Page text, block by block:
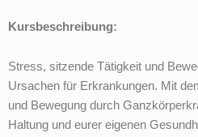
Kursbeschreibung:
Stress, sitzende Tätigkeit und
Ursachen für Erkrankungen. Mit
und Bewegung durch
Haltung und eurer eigenen